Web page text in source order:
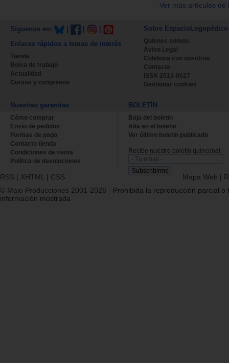
Ver más artículos
Síguenos en:
Enlaces rápidos a temas de interés
Tienda
Bolsa de trabajo
Actualidad
Cursos y congresos
Sobre EspacioLogopédico
Quienes somos
Aviso Legal
Colabora con nosotros
Contacta
ISSN 2013-0627
Gestionar cookies
Nuestras garantías
Cómo comprar
Envío de pedidos
Formas de pago
Contacto tienda
Condiciones de venta
Política de devoluciones
BOLETÍN
Baja del boletin
Alta en el boletin
Ver último boletin publicado
Recibe nuestro boletín quincenal.
RSS | XHTML | CSS Mapa Web |
© Majo Producciones 2001-2026 - Prohibida la reproducción parcial o
información mostrada